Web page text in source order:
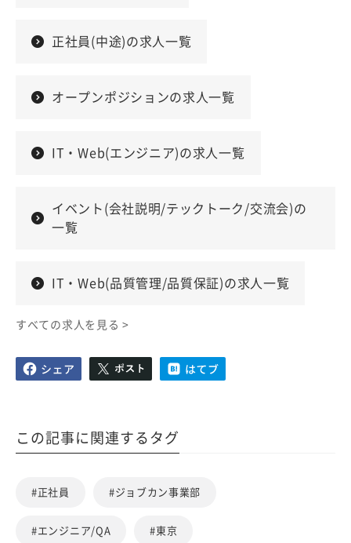
正社員(中途)の求人一覧
オープンポジションの求人一覧
IT・Web(エンジニア)の求人一覧
イベント(会社説明/テックトーク/交流会)の
一覧
IT・Web(品質管理/品質保証)の求人一覧
すべての求人を見る >
この記事に関連するタグ
#正社員 #ジョブカン事業部
#エンジニア/QA #東京